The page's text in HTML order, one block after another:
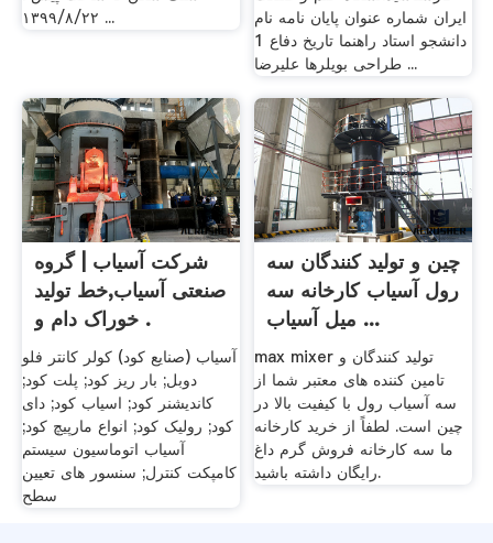
١٣٩٩/٨/٢٢ ...
ایران شماره عنوان پایان نامه نام
دانشجو استاد راهنما تاریخ دفاع 1
طراحی بویلرها علیرضا ...
شرکت آسیاب | گروه
صنعتی آسیاب,خط تولید
خوراک دام و .
آسیاب (صنایع کود) کولر کانتر فلو
دوبل; بار ریز کود; پلت کود;
کاندیشنر کود; اسیاب کود; دای
کود; رولیک کود; انواع مارپیچ کود;
آسیاب اتوماسیون سیستم
کامپکت کنترل; سنسور های تعیین
سطح
چین و تولید کنندگان سه
رول آسیاب کارخانه سه
میل آسیاب ...
max mixer تولید کنندگان و
تامین کننده های معتبر شما از
سه آسیاب رول با کیفیت بالا در
چین است. لطفاً از خرید کارخانه
ما سه کارخانه فروش گرم داغ
رایگان داشته باشید.